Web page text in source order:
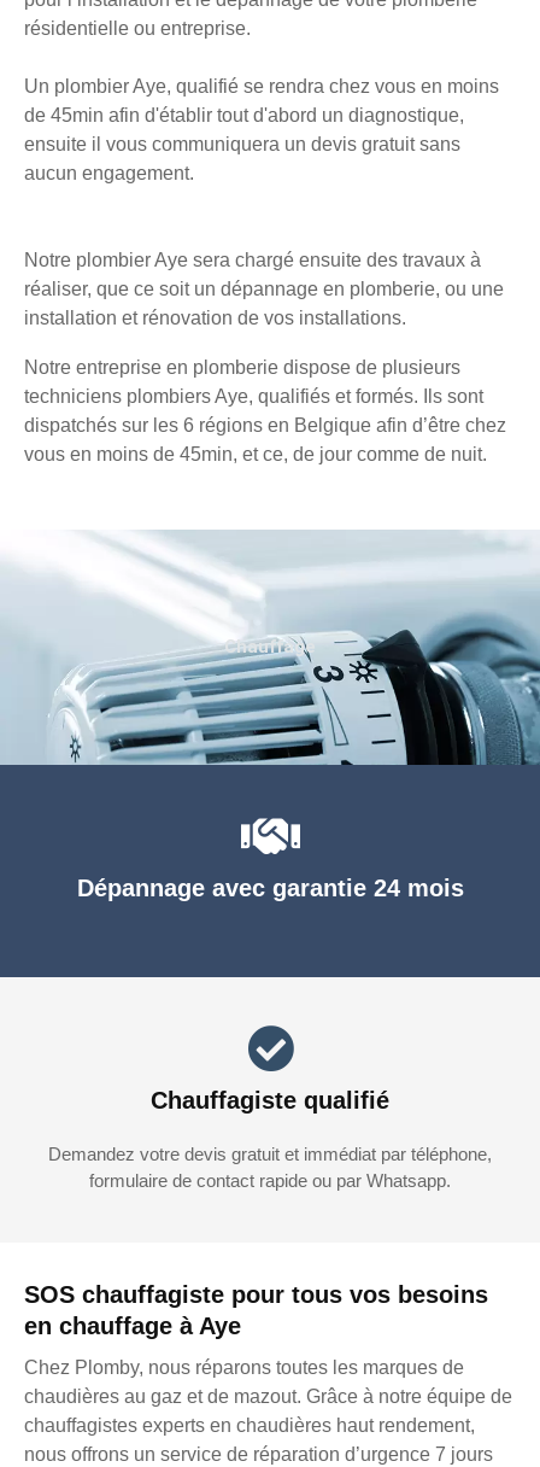
résidentielle ou entreprise.
Un plombier Aye, qualifié se rendra chez vous en moins
de 45min afin d'établir tout d'abord un diagnostique,
ensuite il vous communiquera un devis gratuit sans
aucun engagement.
Notre plombier Aye sera chargé ensuite des travaux à
réaliser, que ce soit un dépannage en plomberie, ou une
installation et rénovation de vos installations.
Notre entreprise en plomberie dispose de plusieurs
techniciens plombiers Aye, qualifiés et formés. Ils sont
dispatchés sur les 6 régions en Belgique afin d’être chez
vous en moins de 45min, et ce, de jour comme de nuit.
SOS chauffagiste pour tous vos besoins
en chauffage à Aye
Chez Plomby, nous réparons toutes les marques de
chaudières au gaz et de mazout. Grâce à notre équipe de
chauffagistes experts en chaudières haut rendement,
nous offrons un service de réparation d’urgence 7 jours
Dépannage avec garantie 24 mois
Chauffagiste qualifié
Demandez votre devis gratuit et immédiat par téléphone,
formulaire de contact rapide ou par Whatsapp.
Chauffage